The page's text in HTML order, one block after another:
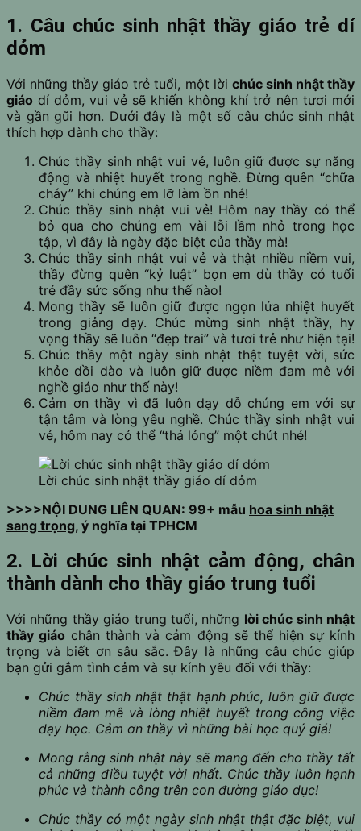
1. Câu chúc sinh nhật thầy giáo trẻ dí
dỏm
Với những thầy giáo trẻ tuổi, một lời chúc sinh nhật thầy
giáo dí dỏm, vui vẻ sẽ khiến không khí trở nên tươi mới
và gần gũi hơn. Dưới đây là một số câu chúc sinh nhật
thích hợp dành cho thầy:
Chúc thầy sinh nhật vui vẻ, luôn giữ được sự năng
động và nhiệt huyết trong nghề. Đừng quên “chữa
cháy” khi chúng em lỡ làm ồn nhé!
Chúc thầy sinh nhật vui vẻ! Hôm nay thầy có thể
bỏ qua cho chúng em vài lỗi lầm nhỏ trong học
tập, vì đây là ngày đặc biệt của thầy mà!
Chúc thầy sinh nhật vui vẻ và thật nhiều niềm vui,
thầy đừng quên “kỷ luật” bọn em dù thầy có tuổi
trẻ đầy sức sống như thế nào!
Mong thầy sẽ luôn giữ được ngọn lửa nhiệt huyết
trong giảng dạy. Chúc mừng sinh nhật thầy, hy
vọng thầy sẽ luôn “đẹp trai” và tươi trẻ như hiện tại!
Chúc thầy một ngày sinh nhật thật tuyệt vời, sức
khỏe dồi dào và luôn giữ được niềm đam mê với
nghề giáo như thế này!
Cảm ơn thầy vì đã luôn dạy dỗ chúng em với sự
tận tâm và lòng yêu nghề. Chúc thầy sinh nhật vui
vẻ, hôm nay có thể “thả lỏng” một chút nhé!
Lời chúc sinh nhật thầy giáo dí dỏm
>>>>NỘI DUNG LIÊN QUAN: 99+ mẫu hoa sinh nhật
sang trọng, ý nghĩa tại TPHCM
2. Lời chúc sinh nhật cảm động, chân
thành dành cho thầy giáo trung tuổi
Với những thầy giáo trung tuổi, những lời chúc sinh nhật
thầy giáo chân thành và cảm động sẽ thể hiện sự kính
trọng và biết ơn sâu sắc. Đây là những câu chúc giúp
bạn gửi gắm tình cảm và sự kính yêu đối với thầy:
Chúc thầy sinh nhật thật hạnh phúc, luôn giữ được
niềm đam mê và lòng nhiệt huyết trong công việc
dạy học. Cảm ơn thầy vì những bài học quý giá!
Mong rằng sinh nhật này sẽ mang đến cho thầy tất
cả những điều tuyệt vời nhất. Chúc thầy luôn hạnh
phúc và thành công trên con đường giáo dục!
Chúc thầy có một ngày sinh nhật thật đặc biệt, vui